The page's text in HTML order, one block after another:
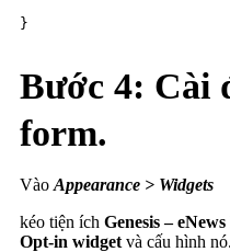
}
Bước 4: Cài
form.
Vào Appearance > Widgets
kéo tiện ích Genesis –
Opt-in widget và cấu hình nó.